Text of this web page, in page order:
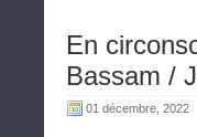
En
Bassam /
01 décembre, 2022